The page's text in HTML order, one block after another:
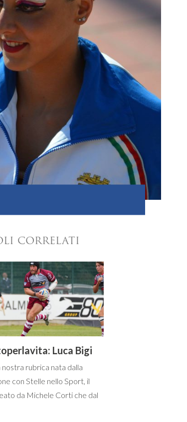
CORRELATI
Luca Bigi
nostra rubrica nata dalla
con Stelle nello Sport, il
da Michele Corti che dal